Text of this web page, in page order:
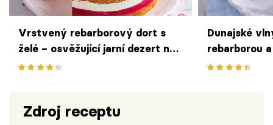
Vrstvený rebarborový dort s
želé – osvěžující jarní dezert na
rodinnou oslavu
Dunajské
rebarborou
polevou
Zdroj receptu